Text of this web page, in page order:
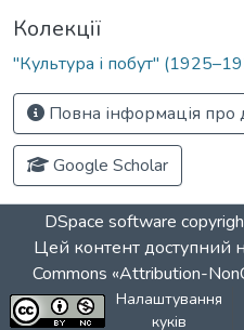
Колекції
"Культура і побут"
Повна інформація про
Google Scholar
DSpace software
Цей контент доступний
Commons «Attribution-
Налаштування
куків